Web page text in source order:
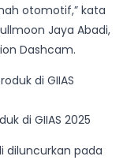
otomotif,” kata
Jaya Abadi,
Dashcam.
di GIIAS 2025
diluncurkan pada